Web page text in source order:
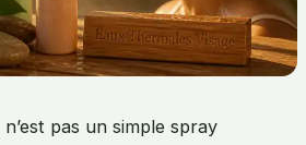
n’est pas un simple spray